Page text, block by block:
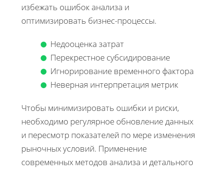
избежать ошибок анализа и
оптимизировать бизнес-процессы.
Недооценка затрат
Перекрестное субсидирование
Игнорирование временного фактора
Неверная интерпретация метрик
Чтобы минимизировать ошибки и риски,
необходимо регулярное обновление данных
и пересмотр показателей по мере изменения
рыночных условий. Применение
современных методов анализа и детального